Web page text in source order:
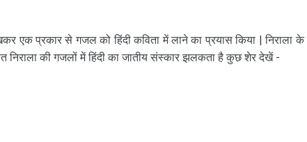
एक प्रकार से गजल को हिंदी कविता में लाने का प्रयास किया | निराला के
की गजलों में हिंदी का जातीय संस्कार झलकता है कुछ शेर देखें -